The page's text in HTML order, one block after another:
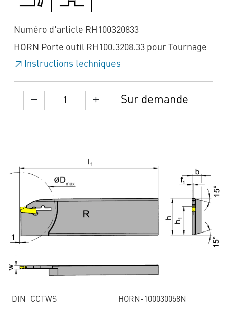
Numéro d'article RH100320833
HORN Porte outil RH100.3208.33 pour Tournage
Instructions techniques
Sur demande
DIN_CCTWS HORN-100030058N